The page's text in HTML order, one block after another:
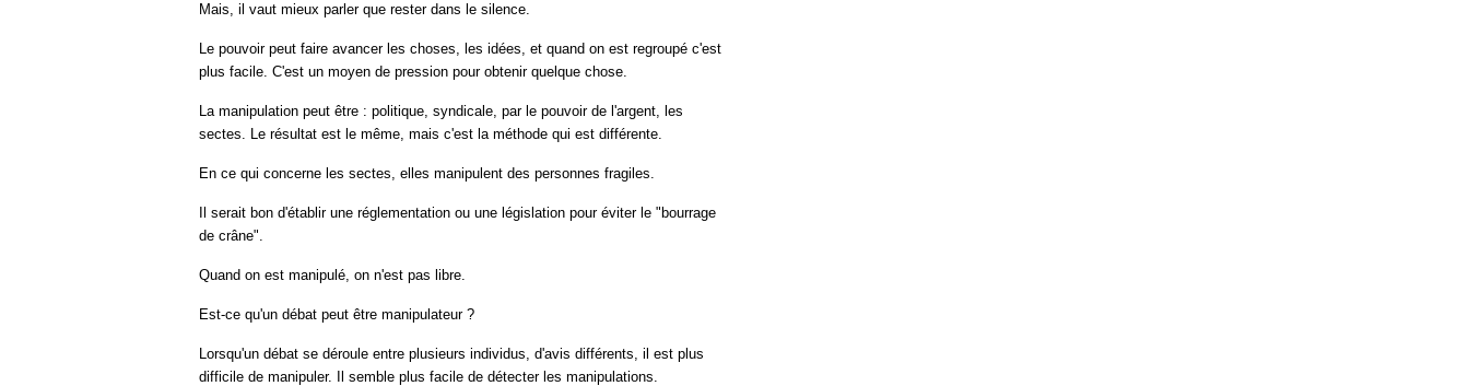
Mais, il vaut mieux parler que rester dans le silence.
Le pouvoir peut faire avancer les choses, les idées, et quand on est regroupé c'est
plus facile. C'est un moyen de pression pour obtenir quelque chose.
La manipulation peut être : politique, syndicale, par le pouvoir de l'argent, les
sectes. Le résultat est le même, mais c'est la méthode qui est différente.
En ce qui concerne les sectes, elles manipulent des personnes fragiles.
Il serait bon d'établir une réglementation ou une législation pour éviter le "bourrage
de crâne".
Quand on est manipulé, on n'est pas libre.
Est-ce qu'un débat peut être manipulateur ?
Lorsqu'un débat se déroule entre plusieurs individus, d'avis différents, il est plus
difficile de manipuler. Il semble plus facile de détecter les manipulations.